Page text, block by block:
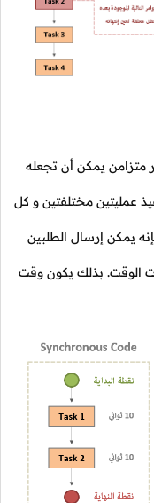
متزامن يمكن أن تجعله
عمليتين مختلفتين و كل
تكتمل فإنه يمكن إرسال الطلبين
الوقت. بذلك يكون وقت